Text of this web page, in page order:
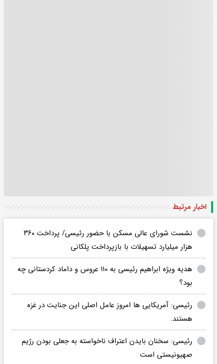
اخبار مرتبط
نشست شورای عالی مسکن با حضور رئیسی/ پرداخت ۳۶۰
هزار میلیارد تسهیلات با بازپرداخت پلکانی
هدیه ویژه ابراهیم رئیسی به ۱۱۰ عروس و داماد کردستانی چه
بود؟
رئیسی: آمریکایی ها امروز عامل اصلی این جنایت در غزه
هستند.
رئیسی: سخنان بایدن اعتراف ناخواسته به جعلی بودن رژیم
صهیونیستی است